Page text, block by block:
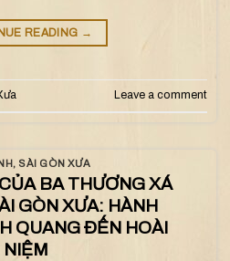
READING →
Leave a comment
, SÀI GÒN XƯA
BA THƯƠNG XÁ
GÒN XƯA: HÀNH
QUANG ĐẾN HOÀI
NIỆM